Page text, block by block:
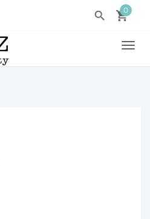
local_grocery_store
0
search